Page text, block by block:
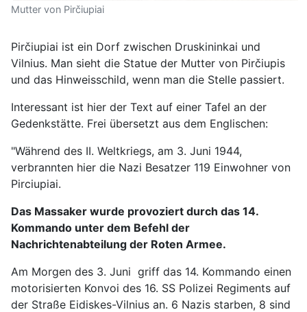
Mutter von Pirčiupiai
Pirčiupiai ist ein Dorf zwischen Druskininkai und
Vilnius. Man sieht die Statue der Mutter von Pirčiupis
und das Hinweisschild, wenn man die Stelle passiert.
Interessant ist hier der Text auf einer Tafel an der
Gedenkstätte. Frei übersetzt aus dem Englischen:
"Während des II. Weltkriegs, am 3. Juni 1944,
verbrannten hier die Nazi Besatzer 119 Einwohner von
Pirciupiai.
Das Massaker wurde provoziert durch das 14.
Kommando unter dem Befehl der
Nachrichtenabteilung der Roten Armee.
Am Morgen des 3. Juni griff das 14. Kommando einen
motorisierten Konvoi des 16. SS Polizei Regiments auf
der Straße Eidiskes-Vilnius an. 6 Nazis starben, 8 sind